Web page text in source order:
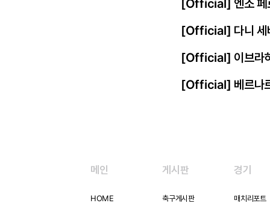
[Official] 엔소 페
[Official] 다니 세
[Official] 이브라
[Official] 베르나
메인
HOME
게시판
축구게시판
경기
매치리포트